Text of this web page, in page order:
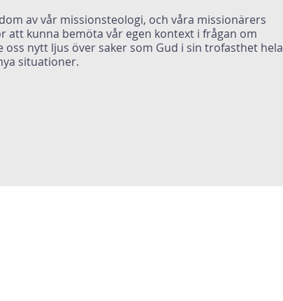
av vår missionsteologi, och våra missionärers
kunna bemöta vår egen kontext i frågan om
nytt ljus över saker som Gud i sin trofasthet hela
situationer.